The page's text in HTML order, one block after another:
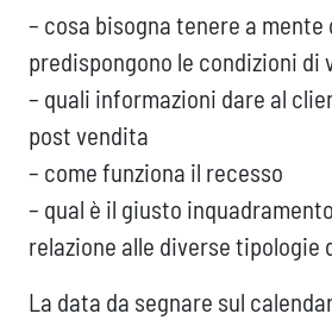
– cosa bisogna tenere a mente
predispongono le condizioni di
– quali informazioni dare al
post vendita
– come funziona il recesso
– qual è il giusto
relazione alle diverse tipologie
La data da segnare sul